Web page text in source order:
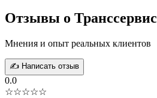
Отзывы о Транссервис
Мнения и опыт реальных клиентов
✍️ Написать отзыв
0.0
☆☆☆☆☆